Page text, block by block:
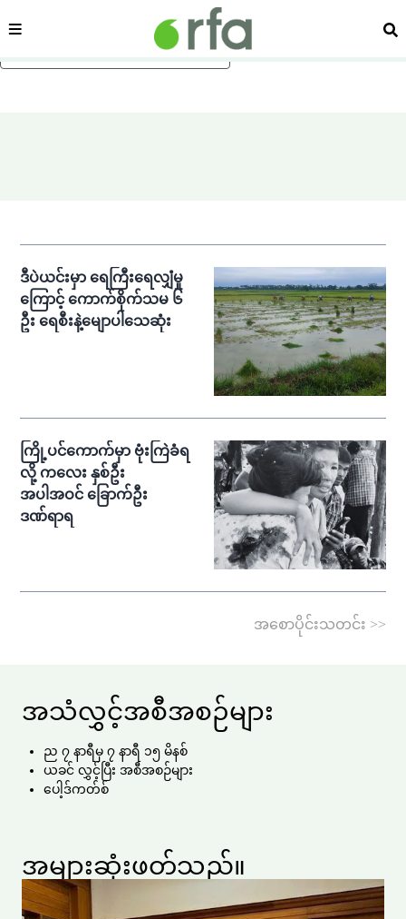
ပင်မအကြောင်းအရာသို့ ကျော်ရန်
ကဏ္ဍ ရှာ
ဒီပဲယင်းမှာ ရေကြီးရေလျှံမှု
ကြောင့် ကောက်စိုက်သမ ၆
ဦး ရေစီးနဲ့မျောပါသေဆုံး
ကြို့ပင်ကောက်မှာ ဗုံးကြဲခံရ
လို့ ကလေး နှစ်ဦး
အပါအဝင် ခြောက်ဦး
ဒဏ်ရာရ
အစောပိုင်းသတင်း >>
အသံလွှင့်အစီအစဉ်များ
ည ၇ နာရီမှ ၇ နာရီ ၁၅ မိနစ်
ယခင် လွှင့်ပြီး အစီအစဉ်များ
ပေါ့ဒ်ကတ်စ်
အများဆုံးဖတ်သည်။